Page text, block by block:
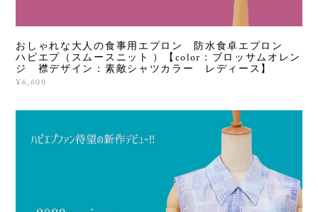
おしゃれな大人の食事用エプロン 防水食卓エプロン
ハピエプ（スムースニット ）【color：ブロッサムオレン
ジ 襟デザイン：素敵シャツカラー レディース】
¥6,600